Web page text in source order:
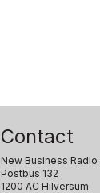
Contact
New Business Radio
Postbus 132
1200 AC Hilversum